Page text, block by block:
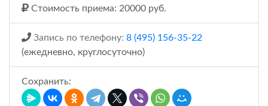
Стоимость приема: 20000 руб.
Запись по телефону: 8 (495) 156-35-22
(ежедневно, круглосуточно)
Сохранить: